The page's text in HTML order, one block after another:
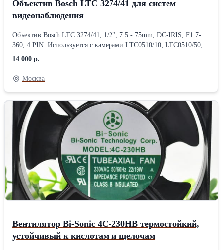
Объектив Bosch LTC 3274/41 для систем
видеонаблюдения
Объектив Bosch LTC 3274/41, 1/2", 7.5 - 75mm, DC-IRIS, F1.7-
360, 4 PIN. Используется с камерами LTC0510/10; LTC0510/50;
LTC0610/11; LTC0610/51; LTC0630/11; LTC0630 и аналогичными
с креплением объектива C-Mount Формат изображения 1/2"
Фокусное расстояние 7,5 – 75 мм Диапазон диафрагмы F1,7 –
360 Диапазон фокуса 0,3 м Расстояние заднего фокуса 8,5 мм
Вес 220 г Крепление объектива C Угол обзора
(широкоугольный), 1/3" 35,5x26,6 Угол обзора (телеобъектив),
1/3" 3,7x2,8 Угол обзора (широкоугольный), 1/2" 46,2x35,5 Угол
обзора (телеобъектив), 1/2" 4,9x3,7 Управление фокусом
сигналом пост. тока (DC), 4-контактный Управление диафрагмой
ручное Управление трансфокацией ручное
14 000 р.
Москва
Вентилятор Bi-Sonic 4C-230HB термостойкий,
устойчивый к кислотам и щелочам